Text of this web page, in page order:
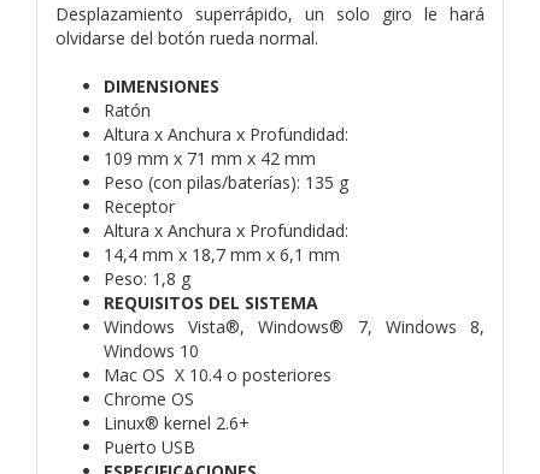
Desplazamiento superrápido, un solo giro le hará
olvidarse del botón rueda normal.
DIMENSIONES
Ratón
Altura x Anchura x Profundidad:
109 mm x 71 mm x 42 mm
Peso (con pilas/baterías): 135 g
Receptor
Altura x Anchura x Profundidad:
14,4 mm x 18,7 mm x 6,1 mm
Peso: 1,8 g
REQUISITOS DEL SISTEMA
Windows Vista®, Windows® 7, Windows 8,
Windows 10
Mac OS X 10.4 o posteriores
Chrome OS
Linux® kernel 2.6+
Puerto USB